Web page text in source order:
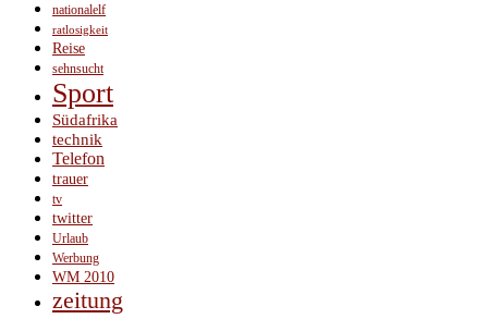
nationalelf
ratlosigkeit
Reise
sehnsucht
Sport
Südafrika
technik
Telefon
trauer
tv
twitter
Urlaub
Werbung
WM 2010
zeitung